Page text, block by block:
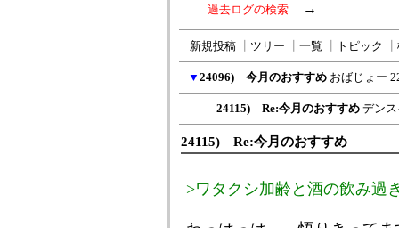
過去ログの検索 →
新規投稿 ツリー 一覧 トピック
▼ 24096) 今月のおすすめ おばじょー
24115) Re:今月のおすすめ デン
24115) Re:今月のおすすめ
>ワタクシ加齢と酒の飲み